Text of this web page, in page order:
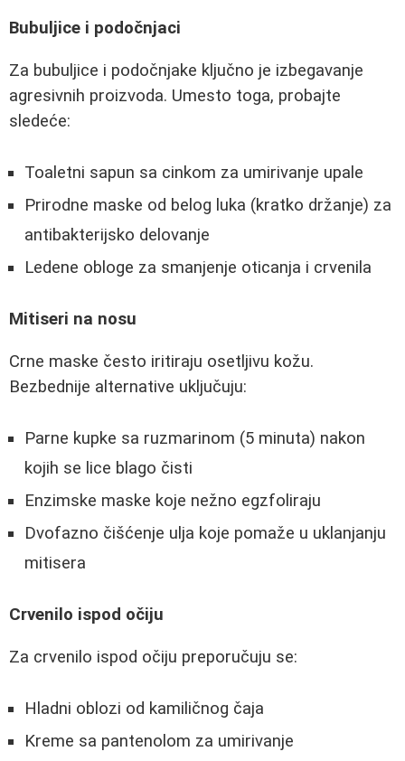
Bubuljice i podočnjaci
Za bubuljice i podočnjake ključno je izbegavanje
agresivnih proizvoda. Umesto toga, probajte
sledeće:
Toaletni sapun sa cinkom za umirivanje upale
Prirodne maske od belog luka (kratko držanje) za
antibakterijsko delovanje
Ledene obloge za smanjenje oticanja i crvenila
Mitiseri na nosu
Crne maske često iritiraju osetljivu kožu.
Bezbednije alternative uključuju:
Parne kupke sa ruzmarinom (5 minuta) nakon
kojih se lice blago čisti
Enzimske maske koje nežno egzfoliraju
Dvofazno čišćenje ulja koje pomaže u uklanjanju
mitisera
Crvenilo ispod očiju
Za crvenilo ispod očiju preporučuju se:
Hladni oblozi od kamiličnog čaja
Kreme sa pantenolom za umirivanje